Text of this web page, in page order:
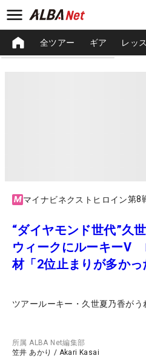
全ツアー ギア レッ
マイナビネクストヒロイン
“ダイヤモンド世代”久
ウィークにルーキーV
材「2位止まりが多かっ
ツアールーキー・久世夏乃香がう
所属ALBA Net編集部
笠井 あかり / Akari Kasai